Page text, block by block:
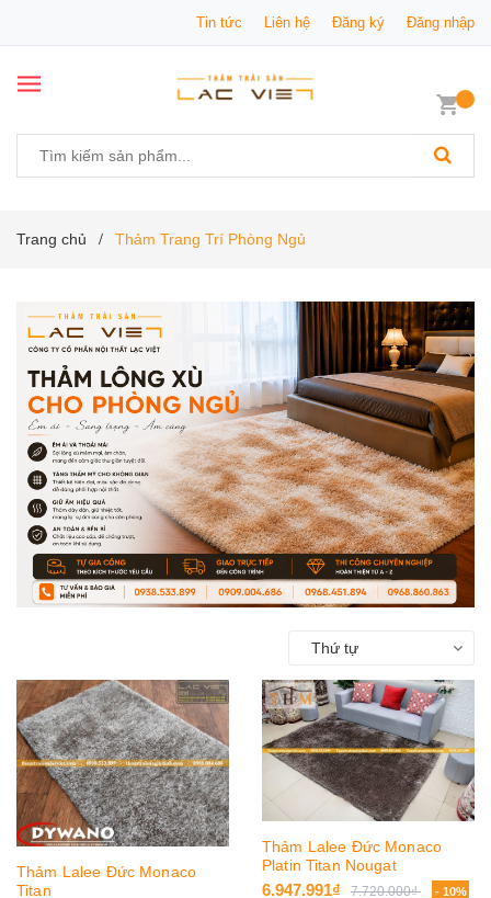
Tin tức Liên hệ Đăng ký Đăng nhập
Trang chủ / Thảm Trang Trí Phòng Ngủ
Thứ tự
Thảm Lalee Đức Monaco
Titan
Thảm Lalee Đức Monaco
Platin Titan Nougat
6.947.991₫ 7.720.000₫ - 10%